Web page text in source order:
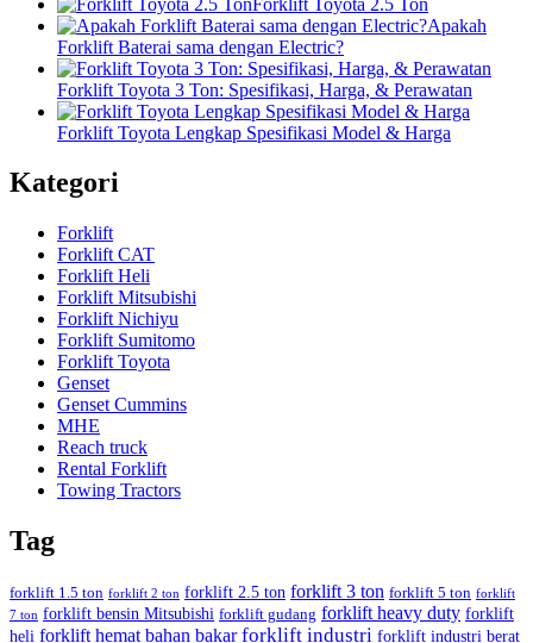
Apakah
Forklift Baterai sama dengan Electric?
Forklift Toyota 3 Ton: Spesifikasi, Harga, & Perawatan
Forklift Toyota Lengkap Spesifikasi Model & Harga
Kategori
Forklift
Forklift CAT
Forklift Heli
Forklift Mitsubishi
Forklift Nichiyu
Forklift Sumitomo
Forklift Toyota
Genset
Genset Cummins
MHE
Reach truck
Rental Forklift
Towing Tractors
Tag
forklift 1.5 ton forklift 2 ton forklift 2.5 ton forklift 3 ton forklift 5 ton forklift
7 ton forklift bensin Mitsubishi forklift gudang forklift heavy duty forklift
heli forklift hemat bahan bakar forklift industri forklift industri berat